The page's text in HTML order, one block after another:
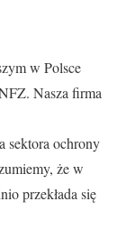
w Polsce
Nasza firma
sektora ochrony
że w
przekłada się